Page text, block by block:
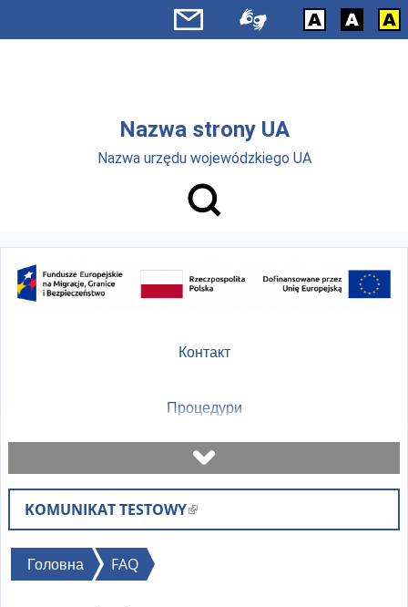
Перейти до основного вмісту
Nazwa strony UA
Nazwa urzędu wojewódzkiego UA
Контакт
Процедури
Записатися на візит
Перевірити стан справи
KOMUNIKAT TESTOWY(
l
ВиГоловна FAQ